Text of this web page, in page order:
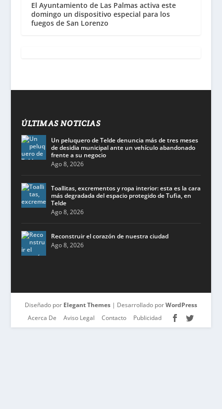
El Ayuntamiento de Las Palmas activa este
domingo un dispositivo especial para los
fuegos de San Lorenzo
ÚLTIMAS NOTICIAS
Un peluquero de Telde denuncia más de tres meses
de desidia municipal ante un vehículo abandonado
frente a su negocio
Ago 8, 2026
Toallitas, excrementos y ropa interior: esta es la cara
más degradada del espacio protegido de Tufia, en
Telde
Ago 8, 2026
Reconstruir el corazón de nuestra ciudad
Ago 8, 2026
Diseñado por Elegant Themes| Desarrollado porWordPress
Acerca De
Aviso Legal Contacto Publicidad